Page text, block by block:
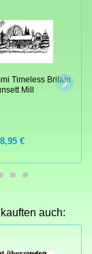
Timeless Britain
Mill
8,95 €
auch: